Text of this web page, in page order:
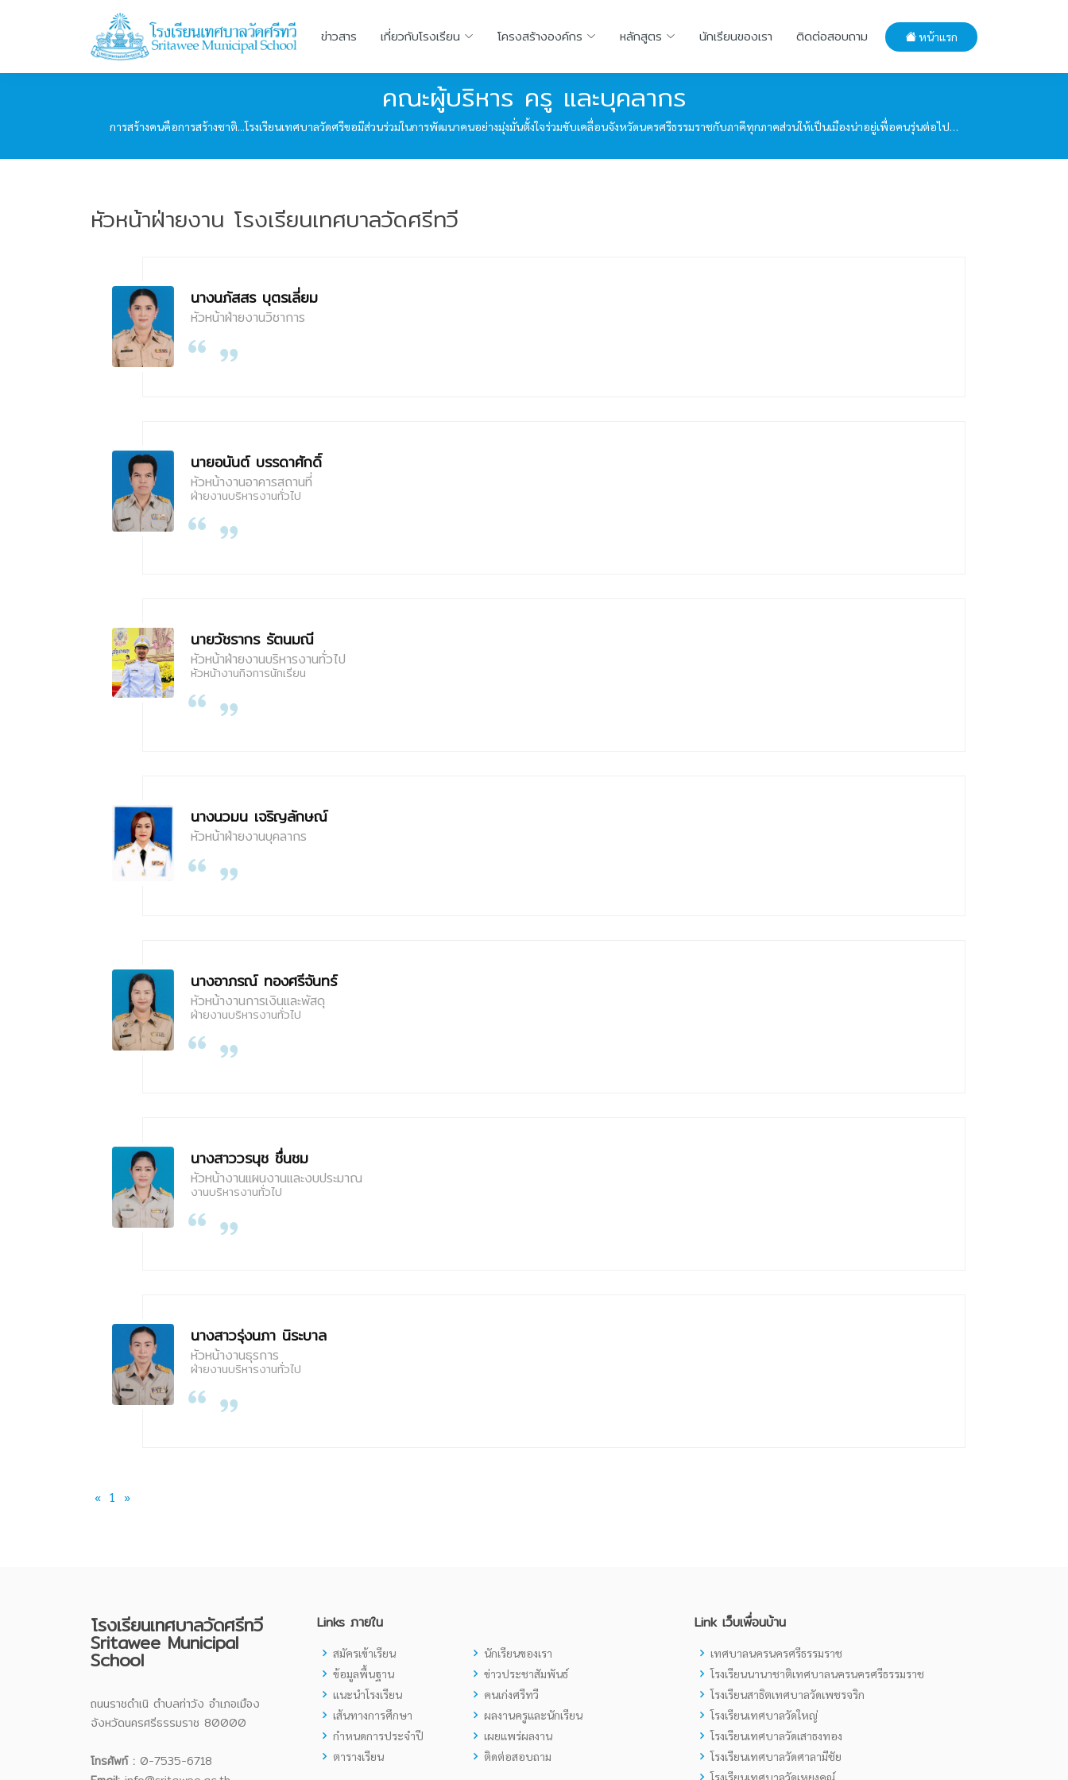
ข่าวสาร เกี่ยวกับโรงเรียน โครงสร้างองค์กร หลักสูตร นักเรียนของเรา ติดต่อสอบถาม หน้าแรก
คณะผู้บริหาร ครู และบุคลากร
การสร้างคนคือการสร้างชาติ...โรงเรียนเทศบาลวัดศรีขอมีส่วนร่วมในการพัฒนาคนอย่างมุ่งมั่นตั้งใจร่วมขับเคลื่อนจังหวัดนครศรีธรรมราชกับภาคีทุกภาคส่วนให้เป็นเมืองน่าอยู่เพื่อคนรุ่นต่อไป…
หัวหน้าฝ่ายงาน โรงเรียนเทศบาลวัดศรีทวี
นางนภัสสร บุตรเลี่ยม
หัวหน้าฝ่ายงานวิชาการ
นายอนันต์ บรรดาศักดิ์
หัวหน้างานอาคารสถานที่
ฝ่ายงานบริหารงานทั่วไป
นายวัชรากร รัตนมณี
หัวหน้าฝ่ายงานบริหารงานทั่วไป
หัวหน้างานกิจการนักเรียน
นางนวมน เจริญลักษณ์
หัวหน้าฝ่ายงานบุคลากร
นางอาภรณ์ ทองศรีจันทร์
หัวหน้างานการเงินและพัสดุ
ฝ่ายงานบริหารงานทั่วไป
นางสาววรนุช ชื่นชม
หัวหน้างานแผนงานและงบประมาณ
งานบริหารงานทั่วไป
นางสาวรุ่งนภา นิระบาล
หัวหน้างานธุรการ
ฝ่ายงานบริหารงานทั่วไป
« 1 »
โรงเรียนเทศบาลวัดศรีทวี
Sritawee Municipal
School
ถนนราชดำเนิ ตำบลท่าวัง อำเภอเมือง
จังหวัดนครศรีธรรมราช 80000
โทรศัพท์ : 0-7535-6718
Links ภายใน
สมัครเข้าเรียน
ข้อมูลพื้นฐาน
แนะนำโรงเรียน
เส้นทางการศึกษา
กำหนดการประจำปี
ตารางเรียน
นักเรียนของเรา
ข่าวประชาสัมพันธ์
คนเก่งศรีทวี
ผลงานครูและนักเรียน
เผยแพร่ผลงาน
ติดต่อสอบถาม
Link เว็บเพื่อนบ้าน
เทศบาลนครนครศรีธรรมราช
โรงเรียนนานาชาติเทศบาลนครนครศรีธรรมราช
โรงเรียนสาธิตเทศบาลวัดเพชรจริก
โรงเรียนเทศบาลวัดใหญ่
โรงเรียนเทศบาลวัดเสาธงทอง
โรงเรียนเทศบาลวัดศาลามีชัย
โรงเรียนเทศบาลวัดเหยงคณ์